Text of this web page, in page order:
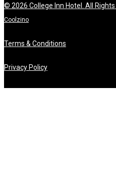
© 2026 College Inn Hotel. All Rights
Coolzino
Terms & Conditions
Privacy Policy